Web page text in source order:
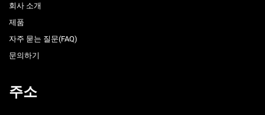
회사 소개
제품
자주 묻는 질문(FAQ)
문의하기
주소